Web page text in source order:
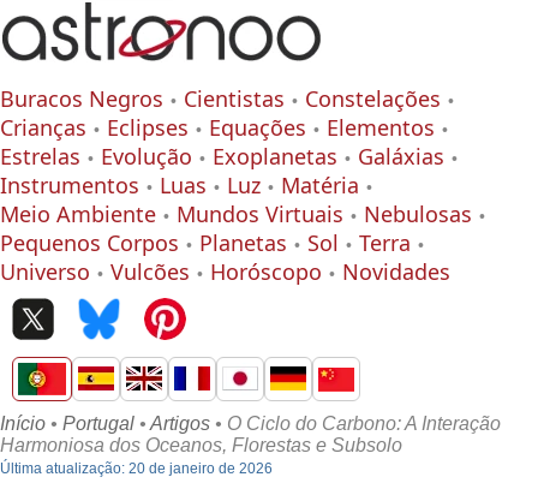
Buracos Negros Cientistas
Constelações
Crianças
Eclipses Equações
Elementos
Estrelas
Evolução Exoplanetas
Galáxias
Instrumentos
Luas Luz
Matéria
Meio Ambiente
Mundos Virtuais
Nebulosas
Pequenos Corpos
Planetas Sol
Terra
Universo
Vulcões Horóscopo Novidades
Início • Portugal • Artigos • O Ciclo do Carbono: A Interação
Harmoniosa dos Oceanos, Florestas e Subsolo
Última atualização: 20 de janeiro de 2026